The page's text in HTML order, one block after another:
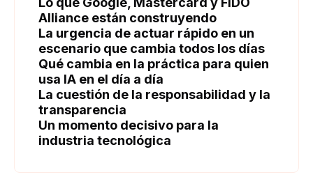
Alliance están construyendo
La urgencia de actuar rápido en un
escenario que cambia todos los días
Qué cambia en la práctica para quien
usa IA en el día a día
La cuestión de la responsabilidad y la
transparencia
Un momento decisivo para la
industria tecnológica